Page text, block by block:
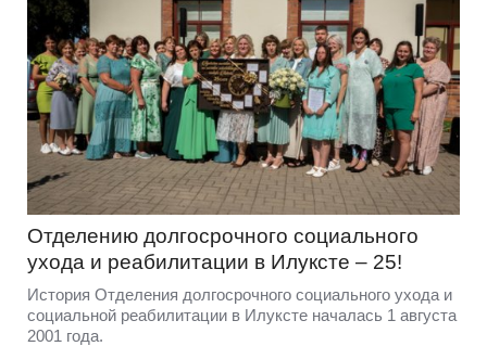
Отделению долгосрочного социального
ухода и реабилитации в Илуксте – 25!
История Отделения долгосрочного социального ухода и
социальной реабилитации в Илуксте началась 1 августа
2001 года.